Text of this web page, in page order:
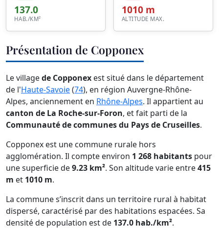
137.0
HAB./KM²
1010 m
ALTITUDE MAX.
Présentation de Copponex
Le villagede Copponex est situé dans le département
de l'Haute-Savoie(74), en région Auvergne-Rhône-
Alpes, anciennement en Rhône-Alpes. Il appartient au
canton de La Roche-sur-Foron, et fait parti de la
Communauté de communes du Pays de Cruseilles.
Copponex est une commune rurale hors
agglomération. Il compte environ 1 268 habitants pour
une superficie de9.23 km². Son altitude varie entre415
m et 1010 m.
La commune s’inscrit dans un territoire rural à habitat
dispersé, caractérisé par des habitations espacées. Sa
densité de population est de 137.0 hab./km².